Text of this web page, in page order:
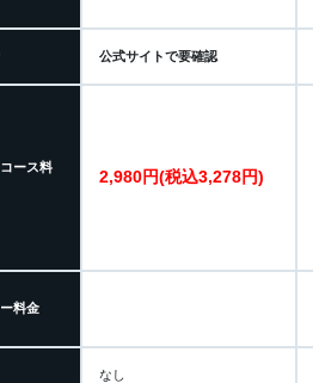
公式サイトで要確認
ース料
2,980円(税込3,278円)
料金
なし